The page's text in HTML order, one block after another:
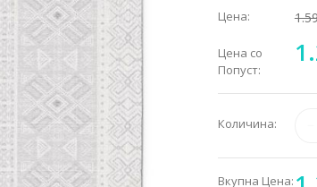
Цена:
Цена со
Попуст:
Количина:
Вкупна Цена: